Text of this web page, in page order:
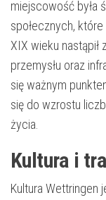
miejscowość była
społecznych,
XIX wieku
przemysłu oraz
się ważnym
się do wzrostu
życia.
Kultura i
Kultura Wettringen